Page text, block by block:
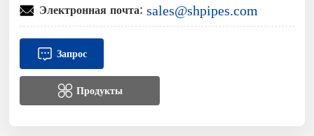
Электронная почта: sales@shpipes.com
Запрос
Продукты